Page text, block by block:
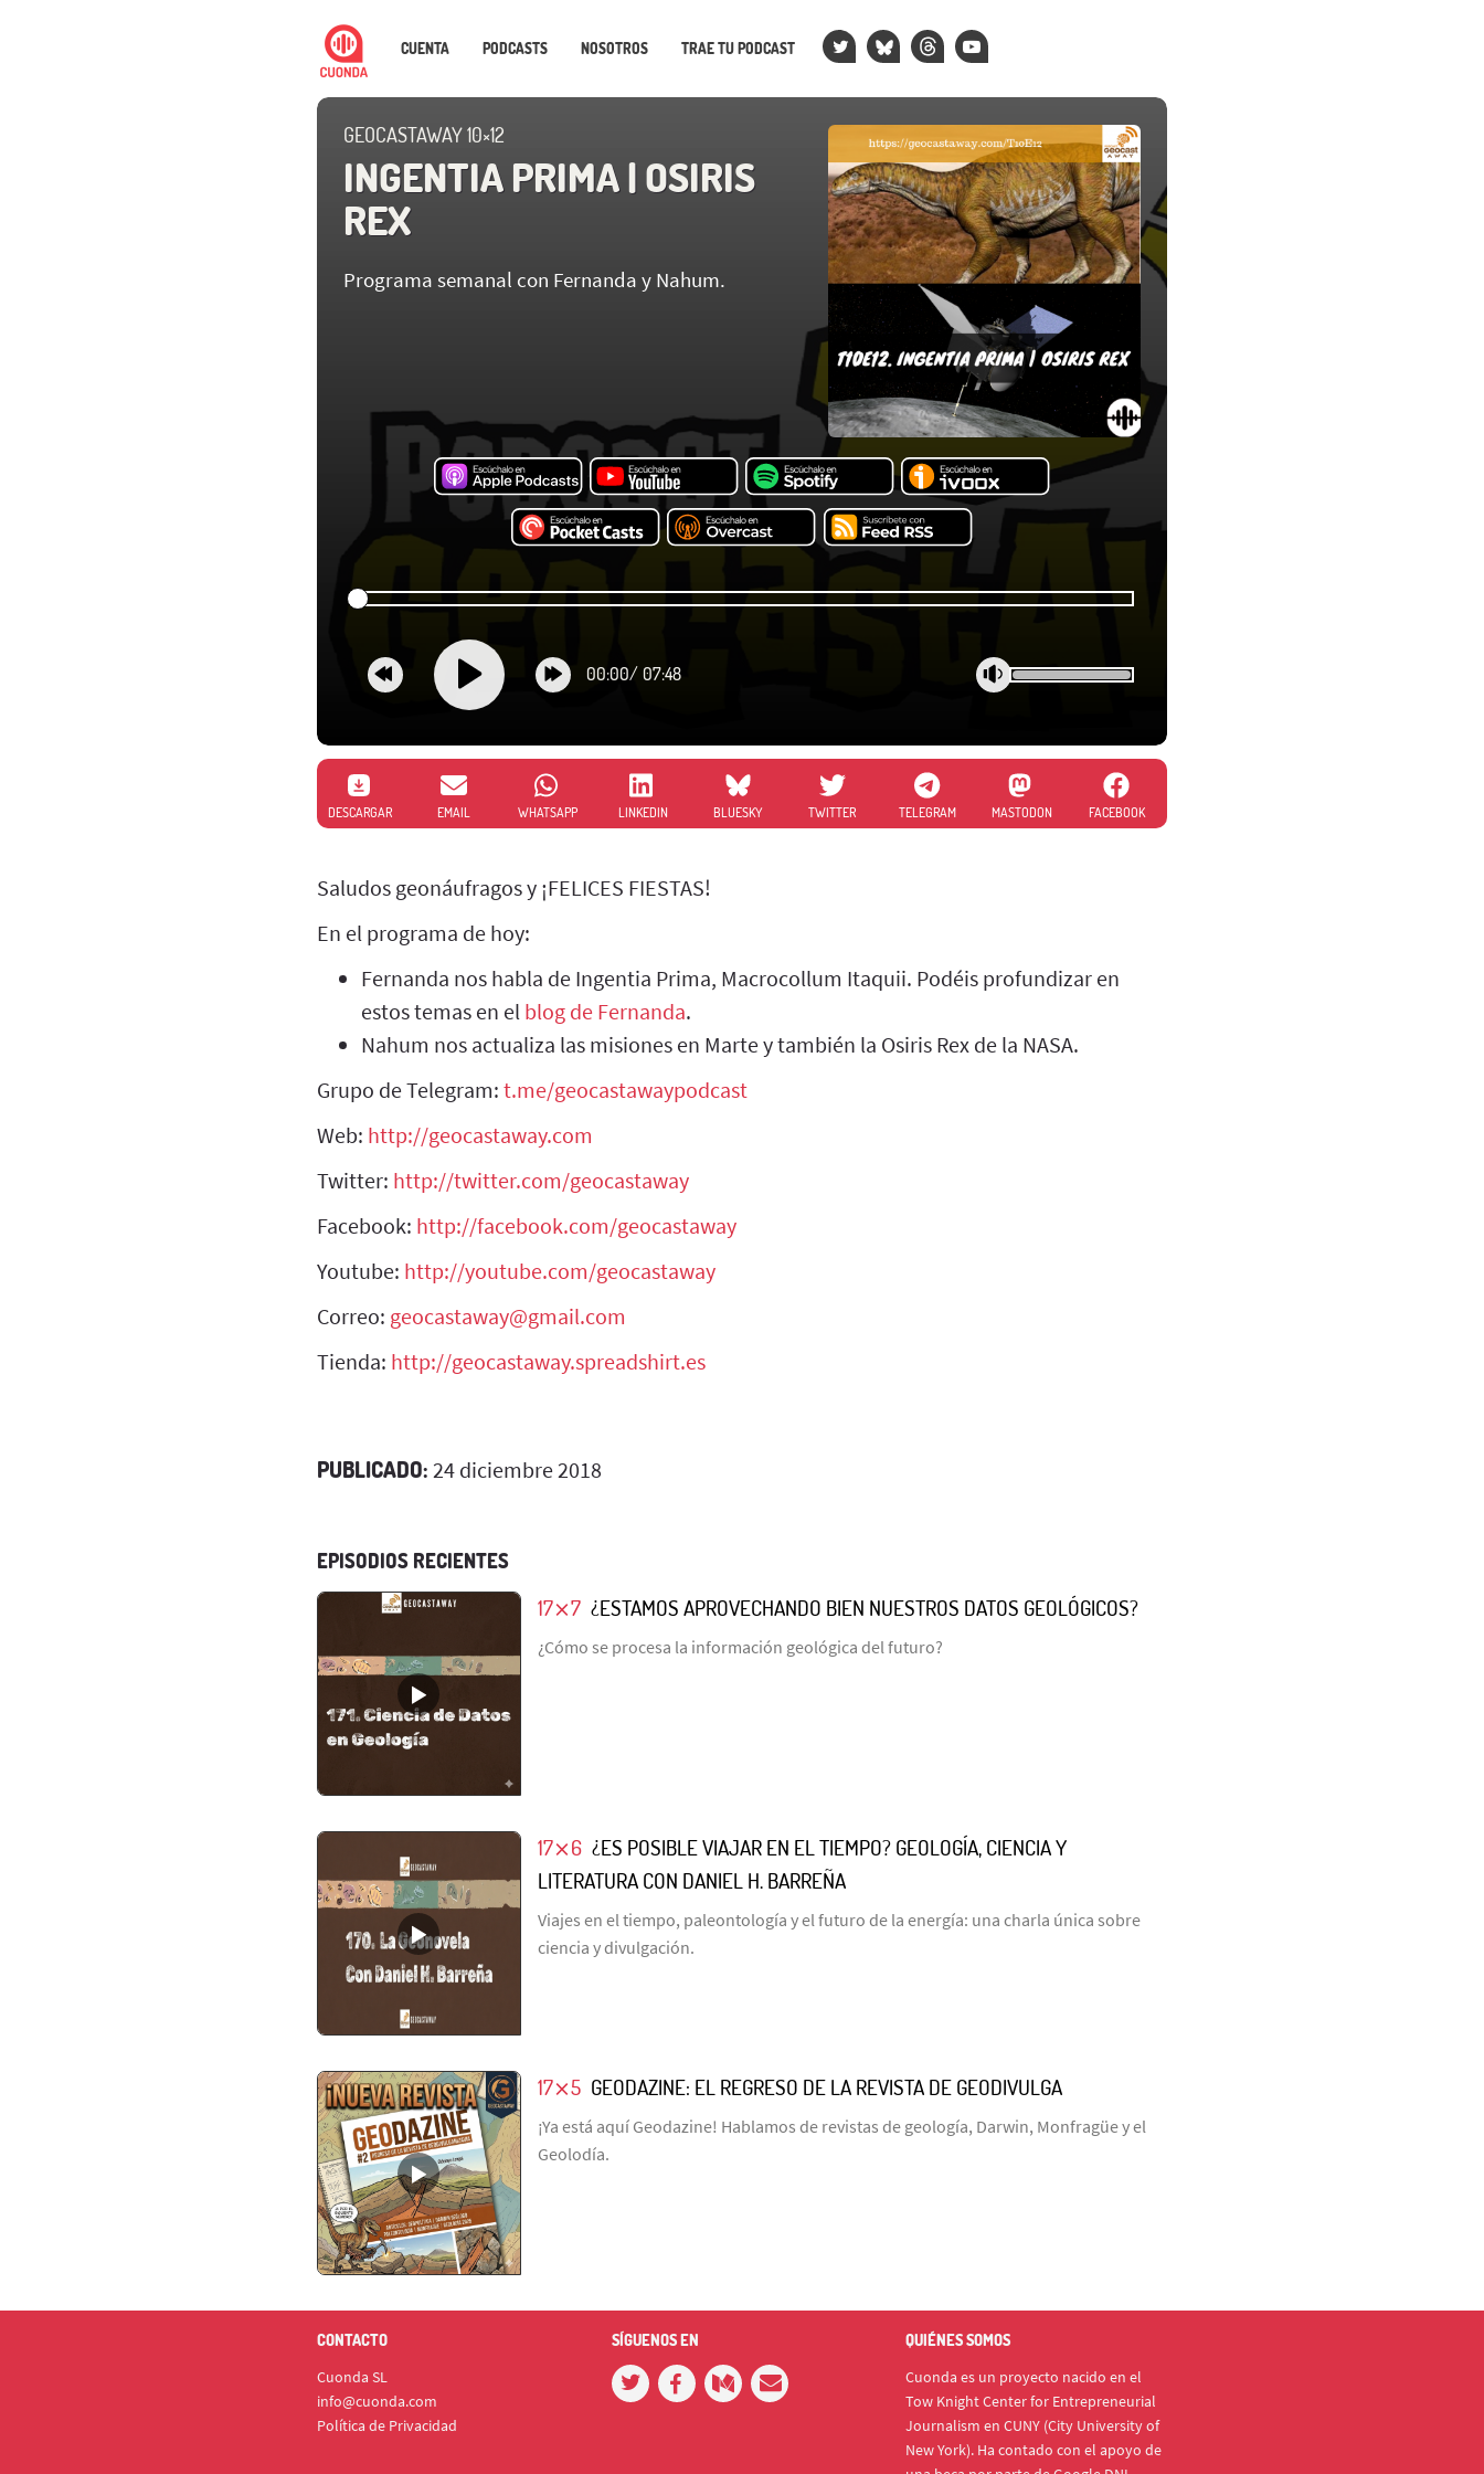
CUENTA PODCASTS NOSOTROS TRAE TU PODCAST
GEOCASTAWAY 10×12
INGENTIA PRIMA | OSIRIS
REX
Programa semanal con Fernanda y Nahum.
00:00/ 07:48
DESCARGAR EMAIL WHATSAPP LINKEDIN BLUESKY TWITTER TELEGRAM MASTODON FACEBOOK
Saludos geonáufragos y ¡FELICES FIESTAS!
En el programa de hoy:
Fernanda nos habla de Ingentia Prima, Macrocollum Itaquii. Podéis profundizar en
estos temas en el blog de Fernanda.
Nahum nos actualiza las misiones en Marte y también la Osiris Rex de la NASA.
Grupo de Telegram: t.me/geocastawaypodcast
Web: http://geocastaway.com
Twitter: http://twitter.com/geocastaway
Facebook: http://facebook.com/geocastaway
Youtube: http://youtube.com/geocastaway
Correo: geocastaway@gmail.com
Tienda: http://geocastaway.spreadshirt.es
PUBLICADO: 24 diciembre 2018
EPISODIOS RECIENTES
17⨯7 ¿ESTAMOS APROVECHANDO BIEN NUESTROS DATOS GEOLÓGICOS?
¿Cómo se procesa la información geológica del futuro?
17⨯6 ¿ES POSIBLE VIAJAR EN EL TIEMPO? GEOLOGÍA, CIENCIA Y
LITERATURA CON DANIEL H. BARREÑA
Viajes en el tiempo, paleontología y el futuro de la energía: una charla única sobre
ciencia y divulgación.
17⨯5 GEODAZINE: EL REGRESO DE LA REVISTA DE GEODIVULGA
¡Ya está aquí Geodazine! Hablamos de revistas de geología, Darwin, Monfragüe y el
Geolodía.
CONTACTO
Cuonda SL
info@cuonda.com
Política de Privacidad
SÍGUENOS EN QUIÉNES SOMOS
Cuonda es un proyecto nacido en el
Tow Knight Center for Entrepreneurial
Journalism en CUNY (City University of
New York). Ha contado con el apoyo de